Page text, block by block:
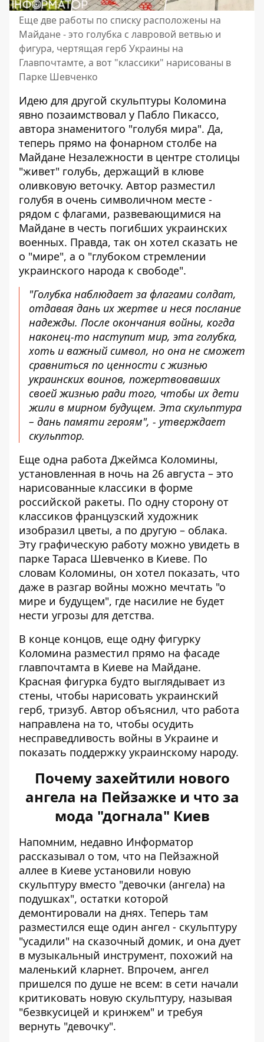
Еще две работы по списку расположены на
Майдане - это голубка с лавровой ветвью и
фигура, чертящая герб Украины на
Главпочтамте, а вот "классики" нарисованы в
Парке Шевченко
Идею для другой скульптуры Коломина
явно позаимствовал у Пабло Пикассо,
автора знаменитого "голубя мира". Да,
теперь прямо на фонарном столбе на
Майдане Незалежности в центре столицы
"живет" голубь, держащий в клюве
оливковую веточку. Автор разместил
голубя в очень символичном месте -
рядом с флагами, развевающимися на
Майдане в честь погибших украинских
военных. Правда, так он хотел сказать не
о "мире", а о "глубоком стремлении
украинского народа к свободе".
"Голубка наблюдает за флагами солдат,
отдавая дань их жертве и неся послание
надежды. После окончания войны, когда
наконец-то наступит мир, эта голубка,
хоть и важный символ, но она не сможет
сравниться по ценности с жизнью
украинских воинов, пожертвовавших
своей жизнью ради того, чтобы их дети
жили в мирном будущем. Эта скульптура
– ​​дань памяти героям", - утверждает
скульптор.
Еще одна работа Джеймса Коломины,
установленная в ночь на 26 августа – это
нарисованные классики в форме
российской ракеты. По одну сторону от
классиков французский художник
изобразил цветы, а по другую – облака.
Эту графическую работу можно увидеть в
парке Тараса Шевченко в Киеве. По
словам Коломины, он хотел показать, что
даже в разгар войны можно мечтать "о
мире и будущем", где насилие не будет
нести угрозы для детства.
В конце концов, еще одну фигурку
Коломина разместил прямо на фасаде
главпочтамта в Киеве на Майдане.
Красная фигурка будто выглядывает из
стены, чтобы нарисовать украинский
герб, тризуб. Автор объяснил, что работа
направлена ​​на то, чтобы осудить
несправедливость войны в Украине и
показать поддержку украинскому народу.
Почему захейтили нового
ангела на Пейзажке и что за
мода "догнала" Киев
Напомним, недавно Информатор
рассказывал о том, что на Пейзажной
аллее в Киеве установили новую
скульптуру вместо "девочки (ангела) на
подушках", остатки которой
демонтировали на днях. Теперь там
разместился еще один ангел - скульптуру
"усадили" на сказочный домик, и она дует
в музыкальный инструмент, похожий на
маленький кларнет. Впрочем, ангел
пришелся по душе не всем: в сети начали
критиковать новую скульптуру, называя
"безвкусицей и кринжем" и требуя
вернуть "девочку".